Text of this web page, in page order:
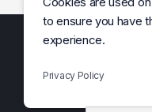
to ensure you have
experience.
Privacy Policy
© Arena e